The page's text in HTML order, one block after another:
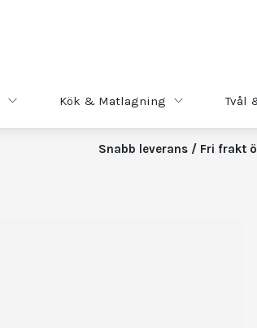
Kök & Matlagning Tvål
Snabb leverans / Fri frakt